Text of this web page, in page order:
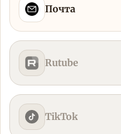
Почта
Rutube
TikTok